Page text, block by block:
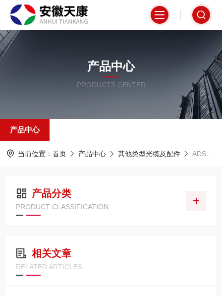
产品中心
PRODUCTS CENTER
产品中心
当前位置： 首页 产品中心 其他类型光缆及配件 ADSS全介质自承式光缆
产品分类
PRODUCT CLASSIFICATION
相关文章
RELATED ARTICLES